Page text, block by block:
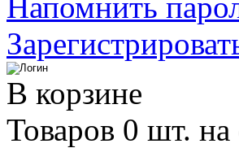
В корзине
Товаров 0 шт.